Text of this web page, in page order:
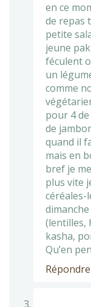
en ce
de repas
petite
jeune
féculent
un
comme
pour 4
de
quand il
mais en
bref je
plus vite
céréales-
(lentilles,
kasha,
Qu’en
Répondre